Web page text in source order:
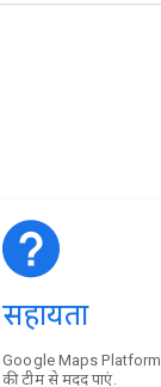
सहायता
Google Maps Platform
की टीम से मदद पाएं.